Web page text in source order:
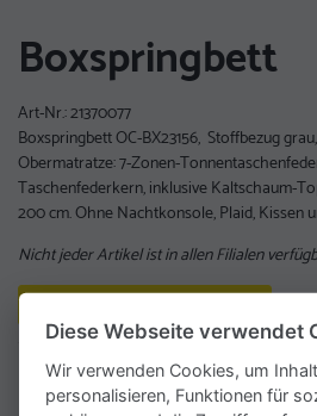
Boxspringbett
Art-Nr.:21370077
Boxspringbett OC-BX23156, Stoffbezug
Obermatratze: 7-Zonen-
Taschenfederkern, inklusive Kaltschaum-
200 cm. Ohne Nachtkonsole, Plaid, Kissen
Nicht jeder Artikel ist in allen Filialen
Zurück zur Übersicht
Diese Webseite verwendet
Wir verwenden Cookies, um
personalisieren, Funktionen für